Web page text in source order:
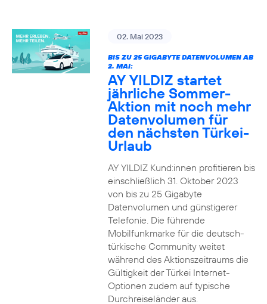
02. Mai 2023
BIS ZU 25 GIGABYTE DATENVOLUMEN AB
2. MAI:
AY YILDIZ startet
jährliche Sommer-
Aktion mit noch mehr
Datenvolumen für
den nächsten Türkei-
Urlaub
AY YILDIZ Kund:innen profitieren bis
einschließlich 31. Oktober 2023
von bis zu 25 Gigabyte
Datenvolumen und günstigerer
Telefonie. Die führende
Mobilfunkmarke für die deutsch-
türkische Community weitet
während des Aktionszeitraums die
Gültigkeit der Türkei Internet-
Optionen zudem auf typische
Durchreiseländer aus.